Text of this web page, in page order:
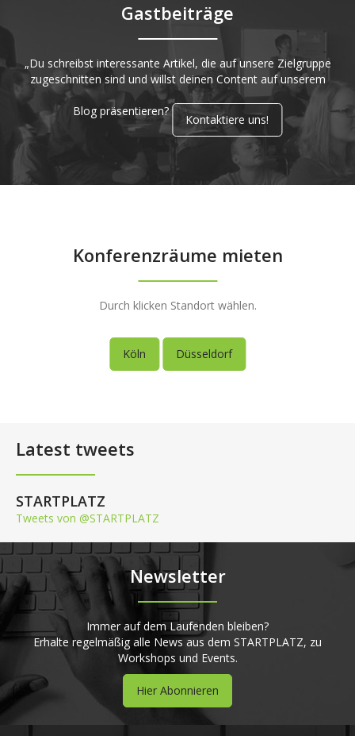
Gastbeiträge
„Du schreibst interessante Artikel, die auf unsere Zielgruppe
zugeschnitten sind und willst deinen Content auf unserem
Blog präsentieren?
Kontaktiere uns!
Konferenzräume mieten
Durch klicken Standort wählen.
Köln Düsseldorf
Latest tweets
STARTPLATZ
Tweets von @STARTPLATZ
Newsletter
Immer auf dem Laufenden bleiben?
Erhalte regelmäßig alle News aus dem STARTPLATZ, zu
Workshops und Events.
Hier Abonnieren